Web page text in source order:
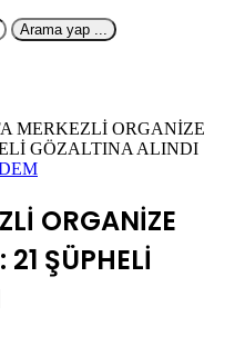
Arama yap ...
MERKEZLİ ORGANİZE
GÖZALTINA ALINDI
ORGANİZE
ŞÜPHELİ